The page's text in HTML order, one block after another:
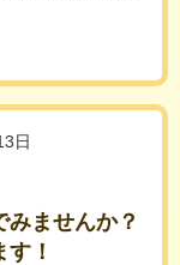
日
みませんか？
！